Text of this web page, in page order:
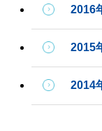
2016
2015
2014